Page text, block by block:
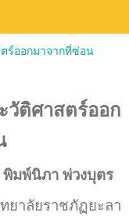
ตร์ออกมาจากที่ซ่อน
วัติศาสตร์ออก
พิมพ์นิภา พ่วงบุตร
ยาลัยราชภัฏยะลา